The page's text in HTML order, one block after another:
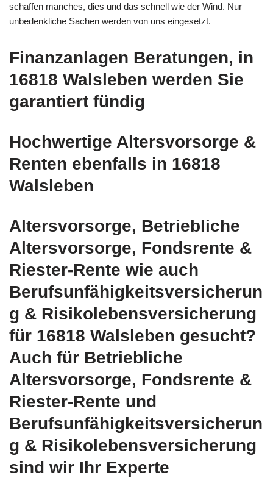
schaffen manches, dies und das schnell wie der Wind. Nur
unbedenkliche Sachen werden von uns eingesetzt.
Finanzanlagen Beratungen, in
16818 Walsleben werden Sie
garantiert fündig
Hochwertige Altersvorsorge &
Renten ebenfalls in 16818
Walsleben
Altersvorsorge, Betriebliche
Altersvorsorge, Fondsrente &
Riester-Rente wie auch
Berufsunfähigkeitsversicherun
g & Risikolebensversicherung
für 16818 Walsleben gesucht?
Auch für Betriebliche
Altersvorsorge, Fondsrente &
Riester-Rente und
Berufsunfähigkeitsversicherun
g & Risikolebensversicherung
sind wir Ihr Experte